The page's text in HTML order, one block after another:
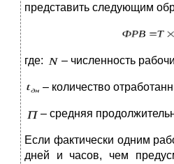
представить следующим
где: – численность
– количество
– средняя
Если фактически одним
дней и часов, чем